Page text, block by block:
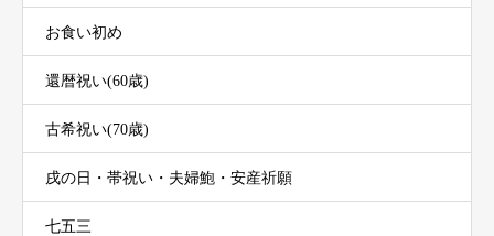
お食い初め
還暦祝い(60歳)
古希祝い(70歳)
戌の日・帯祝い・夫婦鮑・安産祈願
七五三